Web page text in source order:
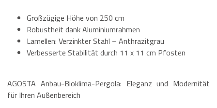
Großzügige Höhe von 250 cm
Robustheit dank Aluminiumrahmen
Lamellen: Verzinkter Stahl – Anthrazitgrau
Verbesserte Stabilität durch 11 x 11 cm Pfosten
AGOSTA Anbau-Bioklima-Pergola: Eleganz und Modernität
für Ihren Außenbereich